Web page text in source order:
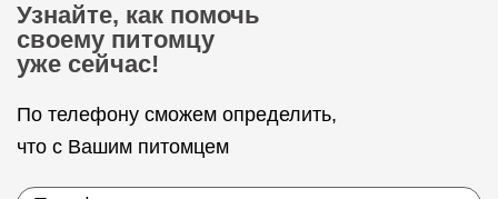
Узнайте, как помочь
своему питомцу
уже сейчас!
По телефону сможем определить,
что с Вашим питомцем